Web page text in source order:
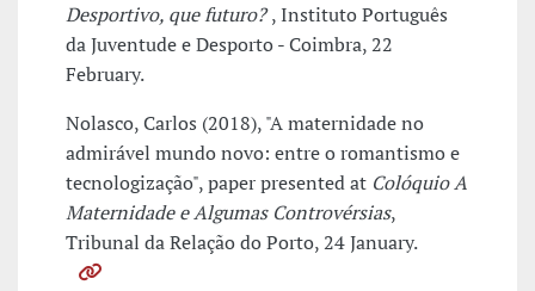
Desportivo, que futuro?, Instituto Português
da Juventude e Desporto - Coimbra, 22
February.
Nolasco, Carlos (2018), "A maternidade no
admirável mundo novo: entre o romantismo e
tecnologização", paper presented at Colóquio A
Maternidade e Algumas Controvérsias,
Tribunal da Relação do Porto, 24 January.